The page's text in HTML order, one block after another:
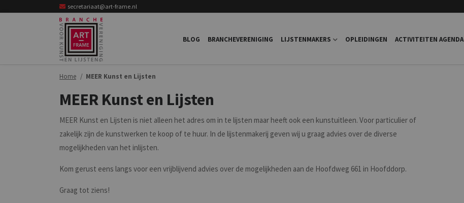
secretariaat@art-frame.nl
BLOG BRANCHEVERENIGING LIJSTENMAKERS OPLEIDINGEN ACTIVITEITEN AGENDA
Home MEER Kunst en Lijsten
MEER Kunst en Lijsten
MEER Kunst en Lijsten is niet alleen het adres om in te lijsten maar heeft ook een kunstuitleen. Voor particulier of
zakelijk zijn de kunstwerken te koop of te huur. In de lijstenmakerij geven wij u graag advies over de diverse
mogelijkheden van het inlijsten.
Kom gerust eens langs voor een vrijblijvend advies over de mogelijkheden aan de Hoofdweg 661 in Hoofddorp.
Graag tot ziens!